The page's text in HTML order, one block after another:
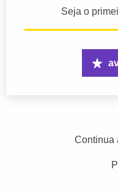
Seja o
Continua